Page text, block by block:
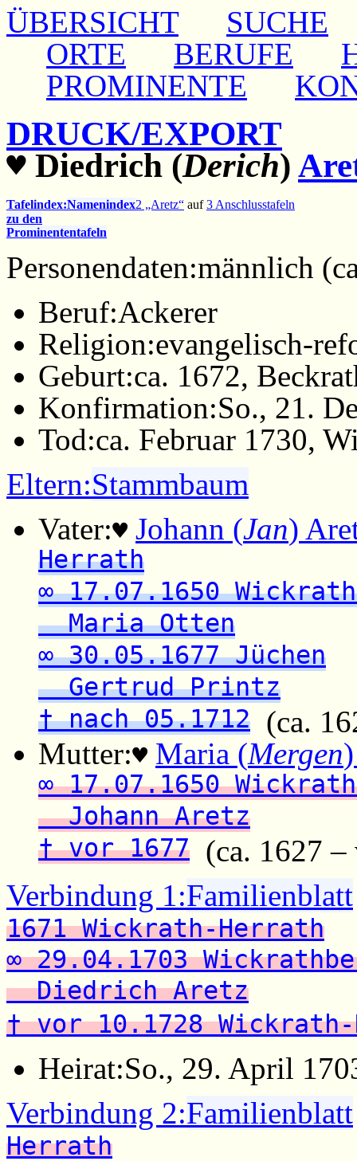
ÜBERSICHT
SUCHE
ORTE
BERUFE
PROMINENTE
DRUCK/EXPORT
♥ Diedrich (Derich)
Tafelindex:Namenindex
zu den
Prominententafeln
2 „Aretz“ auf3 Anschlusstafeln
Personendaten:männlich
Beruf:Ackerer
Religion:evangelisch-
Geburt:ca. 1672,
Konfirmation:So., 21.
Tod:ca. Februar 1730,
Eltern:Stammbaum
Vater:♥ Johann (Jan)
Herrath
∞ 17.07.1650
Maria Otten
∞ 30.05.1677 Jüchen
Gertrud Printz
† nach 05.1712 (ca.
Mutter:♥ Maria (Mergen
∞ 17.07.1650
Johann Aretz
† vor 1677 (ca. 1627
Verbindung 1:Familienblatt
1671 Wickrath-Herrath
∞ 29.04.1703
Diedrich Aretz
† vor 10.1728
Heirat:So., 29. April
Verbindung 2:Familienblatt
Herrath